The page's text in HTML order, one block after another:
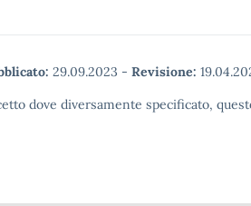
29.09.2023 - Revisione:
dove diversamente specificato,